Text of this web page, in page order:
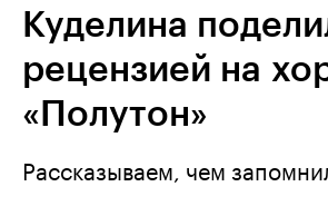
Куделина
рецензией на
«Полутон»
Рассказываем, чем